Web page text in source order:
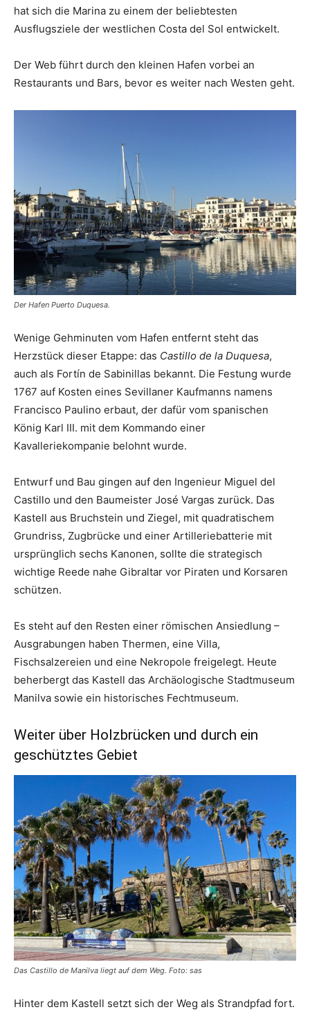
hat sich die Marina zu einem der beliebtesten
Ausflugsziele der westlichen Costa del Sol entwickelt.
Der Web führt durch den kleinen Hafen vorbei an
Restaurants und Bars, bevor es weiter nach Westen geht.
Der Hafen Puerto Duquesa.
Wenige Gehminuten vom Hafen entfernt steht das
Herzstück dieser Etappe: das Castillo de la Duquesa,
auch als Fortín de Sabinillas bekannt. Die Festung wurde
1767 auf Kosten eines Sevillaner Kaufmanns namens
Francisco Paulino erbaut, der dafür vom spanischen
König Karl III. mit dem Kommando einer
Kavalleriekompanie belohnt wurde.
Entwurf und Bau gingen auf den Ingenieur Miguel del
Castillo und den Baumeister José Vargas zurück. Das
Kastell aus Bruchstein und Ziegel, mit quadratischem
Grundriss, Zugbrücke und einer Artilleriebatterie mit
ursprünglich sechs Kanonen, sollte die strategisch
wichtige Reede nahe Gibraltar vor Piraten und Korsaren
schützen.
Es steht auf den Resten einer römischen Ansiedlung –
Ausgrabungen haben Thermen, eine Villa,
Fischsalzereien und eine Nekropole freigelegt. Heute
beherbergt das Kastell das Archäologische Stadtmuseum
Manilva sowie ein historisches Fechtmuseum.
Weiter über Holzbrücken und durch ein
geschütztes Gebiet
Das Castillo de Manilva liegt auf dem Weg. Foto: sas
Hinter dem Kastell setzt sich der Weg als Strandpfad fort.